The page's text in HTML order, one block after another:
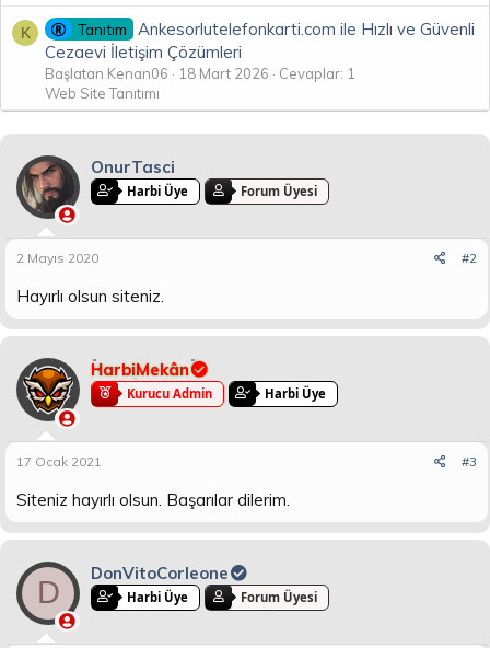
K Tanıtım
Ankesorlutelefonkarti.com ile Hızlı ve Güvenli
Cezaevi İletişim Çözümleri
Başlatan Kenan06 18 Mart 2026
Cevaplar: 1
Web Site Tanıtımı
OnurTasci
Harbi Üye Forum Üyesi
2 Mayıs 2020 #2
Hayırlı olsun siteniz.
HarbiMekân
Kurucu Admin Harbi Üye
17 Ocak 2021 #3
Siteniz hayırlı olsun. Başarılar dilerim.
D
DonVitoCorleone
Harbi Üye Forum Üyesi